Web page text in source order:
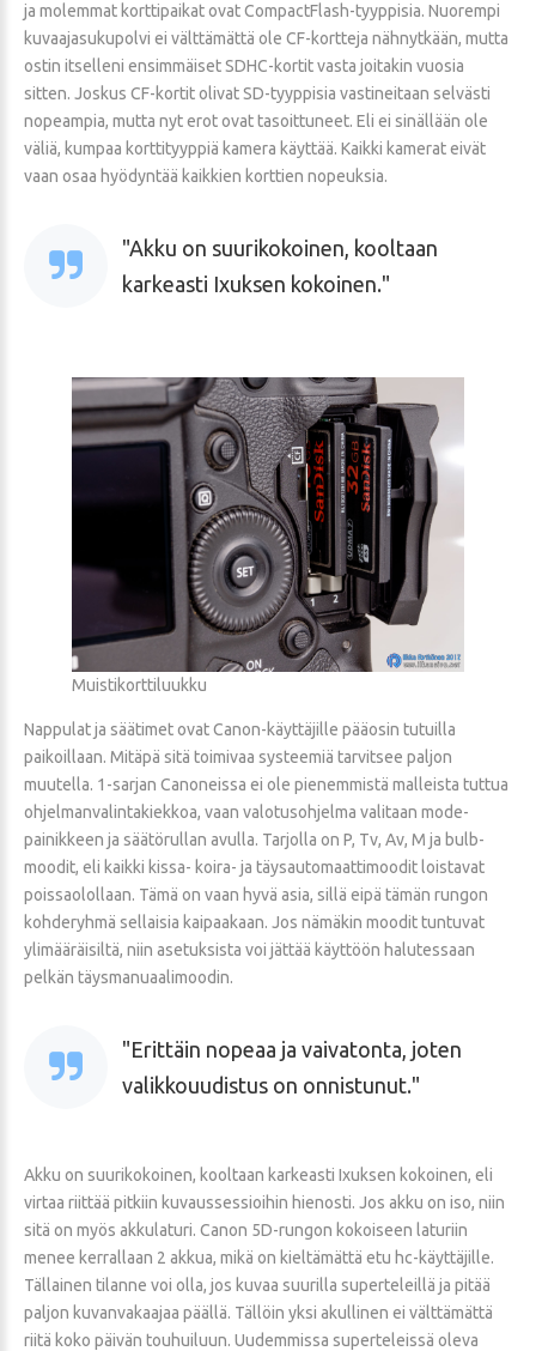
ja molemmat korttipaikat ovat CompactFlash-tyyppisia. Nuorempi
kuvaajasukupolvi ei välttämättä ole CF-kortteja nähnytkään, mutta
ostin itselleni ensimmäiset SDHC-kortit vasta joitakin vuosia
sitten. Joskus CF-kortit olivat SD-tyyppisia vastineitaan selvästi
nopeampia, mutta nyt erot ovat tasoittuneet. Eli ei sinällään ole
väliä, kumpaa korttityyppiä kamera käyttää. Kaikki kamerat eivät
vaan osaa hyödyntää kaikkien korttien nopeuksia.
Akku on suurikokoinen, kooltaan
karkeasti Ixuksen kokoinen.
Muistikorttiluukku
Nappulat ja säätimet ovat Canon-käyttäjille pääosin tutuilla
paikoillaan. Mitäpä sitä toimivaa systeemiä tarvitsee paljon
muutella. 1-sarjan Canoneissa ei ole pienemmistä malleista tuttua
ohjelmanvalintakiekkoa, vaan valotusohjelma valitaan mode-
painikkeen ja säätörullan avulla. Tarjolla on P, Tv, Av, M ja bulb-
moodit, eli kaikki kissa- koira- ja täysautomaattimoodit loistavat
poissaolollaan. Tämä on vaan hyvä asia, sillä eipä tämän rungon
kohderyhmä sellaisia kaipaakaan. Jos nämäkin moodit tuntuvat
ylimääräisiltä, niin asetuksista voi jättää käyttöön halutessaan
pelkän täysmanuaalimoodin.
Erittäin nopeaa ja vaivatonta, joten
valikkouudistus on onnistunut.
Akku on suurikokoinen, kooltaan karkeasti Ixuksen kokoinen, eli
virtaa riittää pitkiin kuvaussessioihin hienosti. Jos akku on iso, niin
sitä on myös akkulaturi. Canon 5D-rungon kokoiseen laturiin
menee kerrallaan 2 akkua, mikä on kieltämättä etu hc-käyttäjille.
Tällainen tilanne voi olla, jos kuvaa suurilla superteleillä ja pitää
paljon kuvanvakaajaa päällä. Tällöin yksi akullinen ei välttämättä
riitä koko päivän touhuiluun. Uudemmissa superteleissä oleva